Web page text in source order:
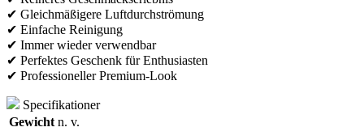
✔ Gleichmäßigere Luftdurchströmung
✔ Einfache Reinigung
✔ Immer wieder verwendbar
✔ Perfektes Geschenk für Enthusiasten
✔ Professioneller Premium-Look
Specifikationer
Gewicht n. v.